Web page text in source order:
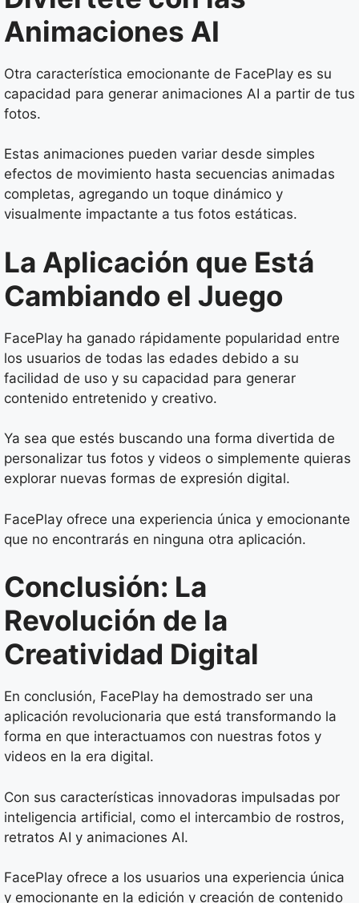
Animaciones AI
Otra característica emocionante de FacePlay es su
capacidad para generar animaciones AI a partir de tus
fotos.
Estas animaciones pueden variar desde simples
efectos de movimiento hasta secuencias animadas
completas, agregando un toque dinámico y
visualmente impactante a tus fotos estáticas.
La Aplicación que Está
Cambiando el Juego
FacePlay ha ganado rápidamente popularidad entre
los usuarios de todas las edades debido a su
facilidad de uso y su capacidad para generar
contenido entretenido y creativo.
Ya sea que estés buscando una forma divertida de
personalizar tus fotos y videos o simplemente quieras
explorar nuevas formas de expresión digital.
FacePlay ofrece una experiencia única y emocionante
que no encontrarás en ninguna otra aplicación.
Conclusión: La
Revolución de la
Creatividad Digital
En conclusión, FacePlay ha demostrado ser una
aplicación revolucionaria que está transformando la
forma en que interactuamos con nuestras fotos y
videos en la era digital.
Con sus características innovadoras impulsadas por
inteligencia artificial, como el intercambio de rostros,
retratos AI y animaciones AI.
FacePlay ofrece a los usuarios una experiencia única
y emocionante en la edición y creación de contenido